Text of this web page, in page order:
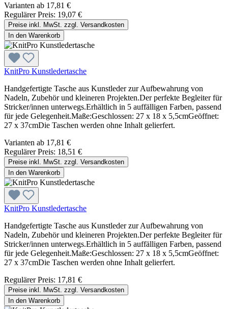
Varianten ab 17,81 €
Regulärer Preis: 19,07 €
Preise inkl. MwSt. zzgl. Versandkosten
In den Warenkorb
KnitPro Kunstledertasche
Handgefertigte Tasche aus Kunstleder zur Aufbewahrung von
Nadeln, Zubehör und kleineren Projekten.Der perfekte Begleiter für
Stricker/innen unterwegs.Erhältlich in 5 auffälligen Farben, passend
für jede Gelegenheit.Maße:Geschlossen: 27 x 18 x 5,5cmGeöffnet:
27 x 37cmDie Taschen werden ohne Inhalt gelierfert.
Varianten ab 17,81 €
Regulärer Preis: 18,51 €
Preise inkl. MwSt. zzgl. Versandkosten
In den Warenkorb
KnitPro Kunstledertasche
Handgefertigte Tasche aus Kunstleder zur Aufbewahrung von
Nadeln, Zubehör und kleineren Projekten.Der perfekte Begleiter für
Stricker/innen unterwegs.Erhältlich in 5 auffälligen Farben, passend
für jede Gelegenheit.Maße:Geschlossen: 27 x 18 x 5,5cmGeöffnet:
27 x 37cmDie Taschen werden ohne Inhalt gelierfert.
Regulärer Preis: 17,81 €
Preise inkl. MwSt. zzgl. Versandkosten
In den Warenkorb